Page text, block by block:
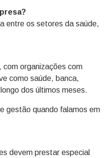
entre os setores da saúde,
com organizações com
como saúde, banca,
dos últimos meses.
gestão quando falamos em
devem prestar especial